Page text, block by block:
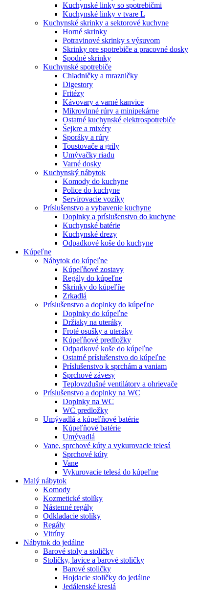
Kuchynské linky so spotrebičmi
Kuchynské linky v tvare L
Kuchynské skrinky a sektorové kuchyne
Horné skrinky
Potravinové skrinky s výsuvom
Skrinky pre spotrebiče a pracovné dosky
Spodné skrinky
Kuchynské spotrebiče
Chladničky a mrazničky
Digestory
Fritézy
Kávovary a varné kanvice
Mikrovlnné rúry a minipekárne
Ostatné kuchynské elektrospotrebiče
Šejkre a mixéry
Sporáky a rúry
Toustovače a grily
Umývačky riadu
Varné dosky
Kuchynský nábytok
Komody do kuchyne
Police do kuchyne
Servírovacie vozíky
Príslušenstvo a vybavenie kuchyne
Doplnky a príslušenstvo do kuchyne
Kuchynské batérie
Kuchynské drezy
Odpadkové koše do kuchyne
Kúpeľne
Nábytok do kúpeľne
Kúpeľňové zostavy
Regály do kúpeľne
Skrinky do kúpeľňe
Zrkadlá
Príslušenstvo a doplnky do kúpeľne
Doplnky do kúpeľne
Držiaky na uteráky
Froté osušky a uteráky
Kúpeľňové predložky
Odpadkové koše do kúpeľne
Ostatné príslušenstvo do kúpeľne
Príslušenstvo k sprchám a vaniam
Sprchové závesy
Teplovzdušné ventilátory a ohrievače
Príslušenstvo a doplnky na WC
Doplnky na WC
WC predložky
Umývadlá a kúpeľňové batérie
Kúpeľňové batérie
Umývadlá
Vane, sprchové kúty a vykurovacie telesá
Sprchové kúty
Vane
Vykurovacie telesá do kúpeľne
Malý nábytok
Komody
Kozmetické stolíky
Nástenné regály
Odkladacie stolíky
Regály
Vitríny
Nábytok do jedálne
Barové stoly a stoličky
Stoličky, lavice a barové stoličky
Barové stoličky
Hojdacie stoličky do jedálne
Jedálenské kreslá